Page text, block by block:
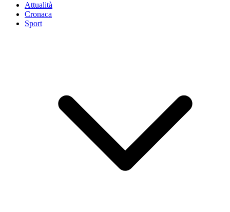
Attualità
Cronaca
Sport